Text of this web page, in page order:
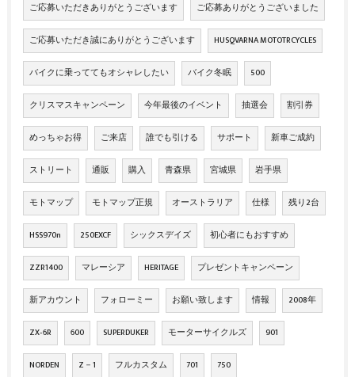
ご応募いただきありがとうございます ご応募ありがとうございました
ご応募いただき誠にありがとうございます HUSQVARNA MOTOTRCYCLES
バイクに乗っててもオシャレしたい バイク冬眠 500
クリスマスキャンペーン 今年最後のイベント 抽選会 割引券
めっちゃお得 ご来店 誰でも引ける サポート 新車ご成約
ストリート 通販 購入 青森県 宮城県 岩手県
モトマップ モトマップ正規 オーストラリア 仕様 残り2台
HSS970n 250EXCF シックスデイズ 初心者にもおすすめ
ZZR1400 マレーシア HERITAGE プレゼントキャンペーン
新アカウント フォローミー お願い致します 情報 2008年
ZX‐6R 600 SUPERDUKER モーターサイクルズ 901
NORDEN Z－1 フルカスタム 701 750